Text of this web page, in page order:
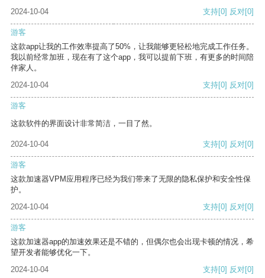
2024-10-04
支持[0] 反对[0]
游客
这款app让我的工作效率提高了50%，让我能够更轻松地完成工作任务。
我以前经常加班，现在有了这个app，我可以提前下班，有更多的时间陪
伴家人。
2024-10-04
支持[0] 反对[0]
游客
这款软件的界面设计非常简洁，一目了然。
2024-10-04 支持[0] 反对[0]
游客
这款加速器VPM应用程序已经为我们带来了无限的隐私保护和安全性保
护。
2024-10-04
支持[0] 反对[0]
游客
这款加速器app的加速效果还是不错的，但偶尔也会出现卡顿的情况，希
望开发者能够优化一下。
2024-10-04
支持[0] 反对[0]